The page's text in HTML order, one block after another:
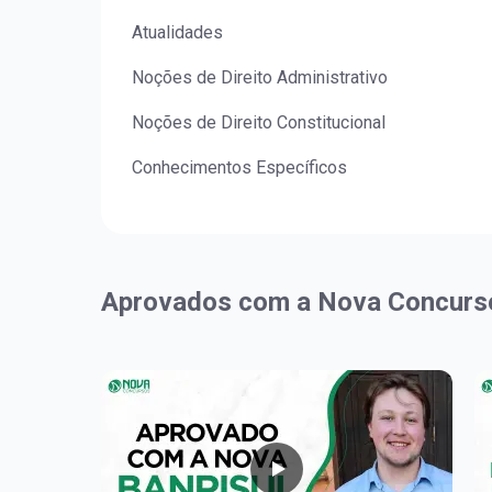
Atualidades
Noções de Direito Administrativo
Noções de Direito Constitucional
Conhecimentos Específicos
Aprovados com a Nova